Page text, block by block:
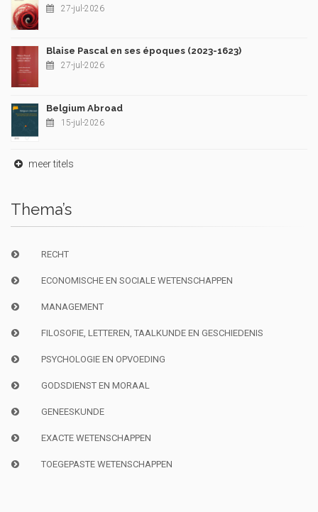
27-jul-2026
Blaise Pascal en ses époques (2023-1623)
27-jul-2026
Belgium Abroad
15-jul-2026
meer titels
Thema’s
RECHT
ECONOMISCHE EN SOCIALE WETENSCHAPPEN
MANAGEMENT
FILOSOFIE, LETTEREN, TAALKUNDE EN GESCHIEDENIS
PSYCHOLOGIE EN OPVOEDING
GODSDIENST EN MORAAL
GENEESKUNDE
EXACTE WETENSCHAPPEN
TOEGEPASTE WETENSCHAPPEN